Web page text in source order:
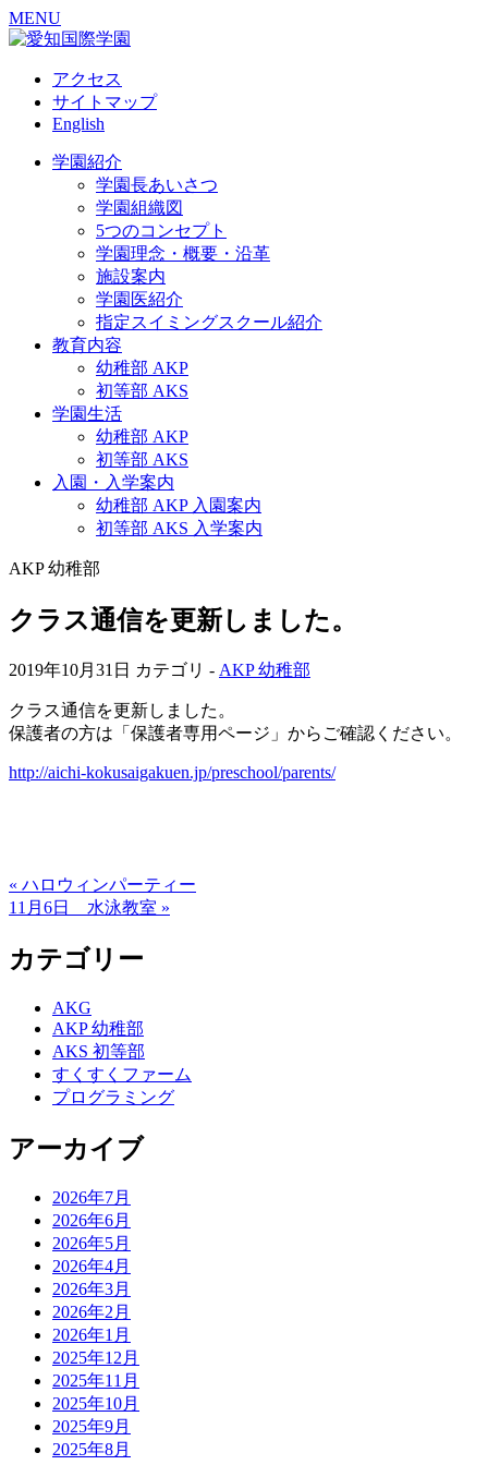
MENU
アクセス
サイトマップ
English
学園紹介
学園長あいさつ
学園組織図
5つのコンセプト
学園理念・概要・沿革
施設案内
学園医紹介
指定スイミングスクール紹介
教育内容
幼稚部 AKP
初等部 AKS
学園生活
幼稚部 AKP
初等部 AKS
入園・入学案内
幼稚部 AKP 入園案内
初等部 AKS 入学案内
AKP 幼稚部
クラス通信を更新しました。
2019年10月31日 カテゴリ - AKP 幼稚部
クラス通信を更新しました。
保護者の方は「保護者専用ページ」からご確認ください。
http://aichi-kokusaigakuen.jp/preschool/parents/
« ハロウィンパーティー
11月6日 水泳教室 »
カテゴリー
AKG
AKP 幼稚部
AKS 初等部
すくすくファーム
プログラミング
アーカイブ
2026年7月
2026年6月
2026年5月
2026年4月
2026年3月
2026年2月
2026年1月
2025年12月
2025年11月
2025年10月
2025年9月
2025年8月